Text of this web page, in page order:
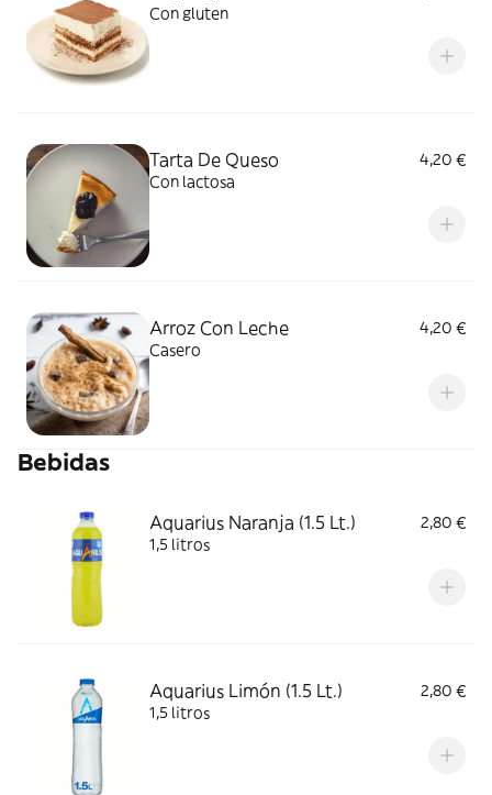
Con gluten
Tarta De Queso
4,20 €
Con lactosa
Arroz Con Leche
4,20 €
Casero
Bebidas
Aquarius Naranja (1.5 Lt.)
2,80 €
1,5 litros
Aquarius Limón (1.5 Lt.)
2,80 €
1,5 litros